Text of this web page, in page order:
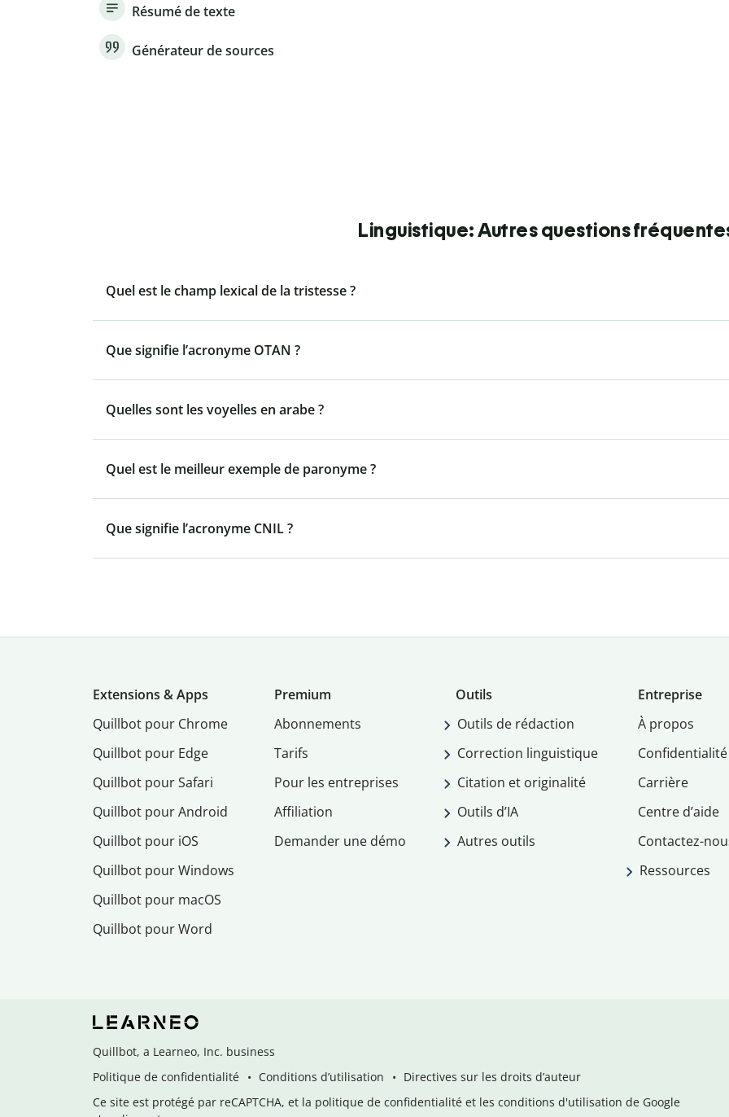
Résumé de texte
Générateur de sources
Linguistique: Autres questions
Quel est le champ lexical de la tristesse ?
Que signifie l’acronyme OTAN ?
Quelles sont les voyelles en arabe ?
Quel est le meilleur exemple de paronyme ?
Que signifie l’acronyme CNIL ?
Extensions & Apps
Quillbot pour Chrome
Quillbot pour Edge
Quillbot pour Safari
Quillbot pour Android
Quillbot pour iOS
Quillbot pour Windows
Quillbot pour macOS
Quillbot pour Word
Premium
Abonnements
Tarifs
Pour les entreprises
Affiliation
Demander une démo
Outils
Outils de rédaction
Correction linguistique
Citation et originalité
Outils d’IA
Autres outils
Entreprise
À propos
Confidentialité
Carrière
Centre d’aide
Contactez-
Ressources
Quillbot, a Learneo, Inc. business
Politique de confidentialité
Conditions d’utilisation
Directives sur les droits d’auteur
Ce site est protégé par reCAPTCHA, et la politique de confidentialité et les conditions d'utilisation de Google